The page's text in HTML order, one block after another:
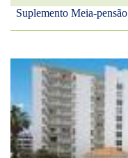
Suplemento Meia-pensão